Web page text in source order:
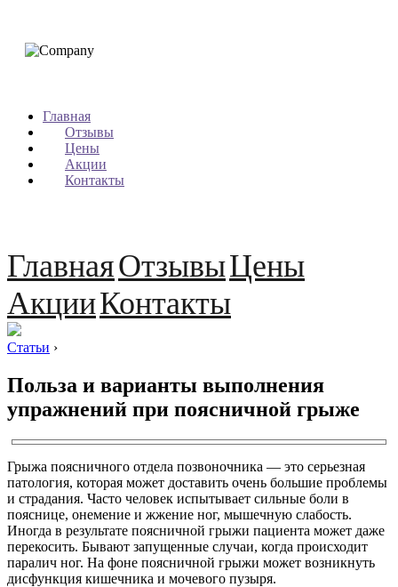
Главная
Отзывы
Цены
Акции
Контакты
ГлавнаяОтзывыЦены
АкцииКонтакты
Статьи ›
Польза и варианты выполнения
упражнений при поясничной грыже
Грыжа поясничного отдела позвоночника — это серьезная
патология, которая может доставить очень большие проблемы
и страдания. Часто человек испытывает сильные боли в
пояснице, онемение и жжение ног, мышечную слабость.
Иногда в результате поясничной грыжи пациента может даже
перекосить. Бывают запущенные случаи, когда происходит
паралич ног. На фоне поясничной грыжи может возникнуть
дисфункция кишечника и мочевого пузыря.